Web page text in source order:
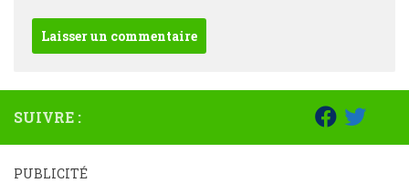
SUIVRE :
PUBLICITÉ